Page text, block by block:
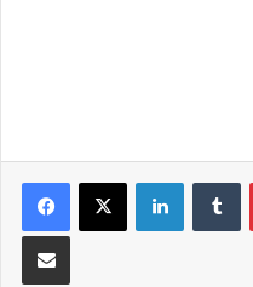
LinkedIn
Partilhar Via Email